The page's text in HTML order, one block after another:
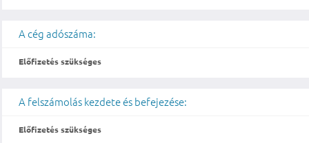
A cég adószáma:
Előfizetés szükséges
A felszámolás kezdete és befejezése:
Előfizetés szükséges